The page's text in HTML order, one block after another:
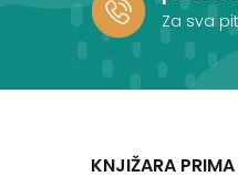
Za sva
KNJIŽARA PRIMA